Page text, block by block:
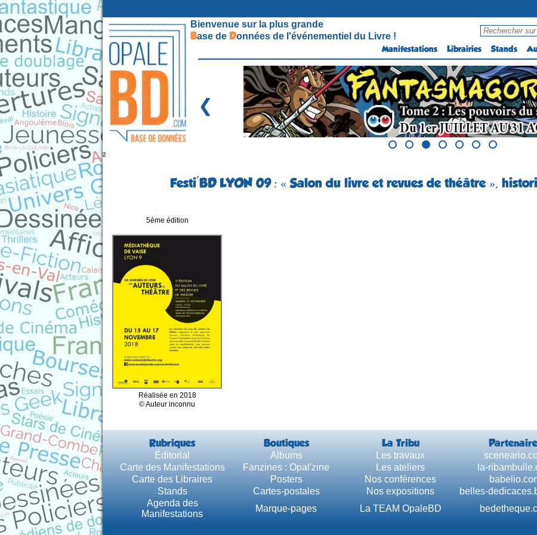
Bienvenue sur la plus grande
Base de Données de l'événementiel du Livre !
Manifestations
Librairies Stands
❮
²
Festi'BD LYON 09 : « Salon du livre et revues de théâtre »,
5éme édition
Réalisée en 2018
© Auteur inconnu
Rubriques Boutiques La Tribu
Éditorial Albums Les travaux
Carte des Manifestations
Fanzines : Opal'zine Les ateliers la-
Carte des Libraires
Posters Nos conférences
Stands
Cartes-postales Nos expositions belles-
Agenda des
Manifestations
Marque-pages La TEAM OpaleBD